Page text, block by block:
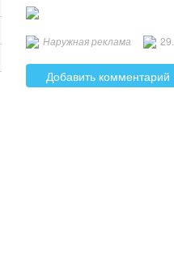
Наружная реклама
Добавить комментарий